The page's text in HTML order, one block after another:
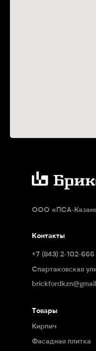
Фасадная плитка
Кирпич
Товары
Контакты
+7 (843) 2-102-666
ООО «ПСА-
Спартаковская